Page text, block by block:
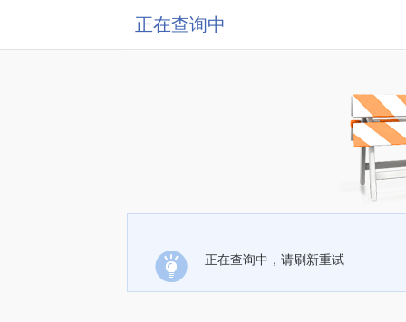
正在查询中
正在查询中，请刷新重试